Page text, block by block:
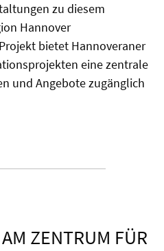
zu diesem
Hannover
bietet Hannoveraner
eine zentrale
und Angebote zugänglich
ZENTRUM FÜR